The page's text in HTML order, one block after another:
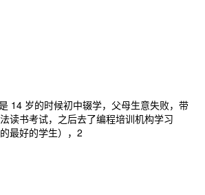
14 岁的时候初中辍学，父母生意失败，带
读书考试，之后去了编程培训机构学习
最好的学生），2